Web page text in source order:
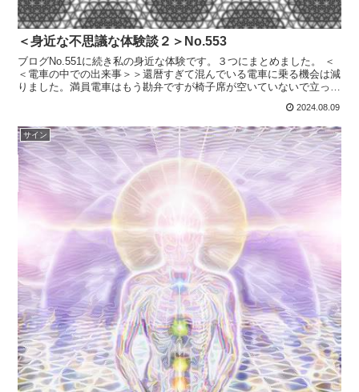
＜身近な不思議な体験談２＞No.553
ブログNo.551に続き私の身近な体験です。３つにまとめました。 ＜
＜電車の中での出来事＞＞還暦すぎて混んでいる電車に乗る機会は減
りました。満員電車はもう勘弁ですが椅子席が空いていないで立って
2024.08.09
サイン